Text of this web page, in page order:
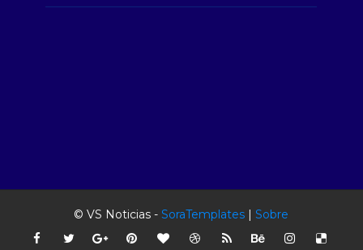
© VS Noticias -SoraTemplates |Sobre